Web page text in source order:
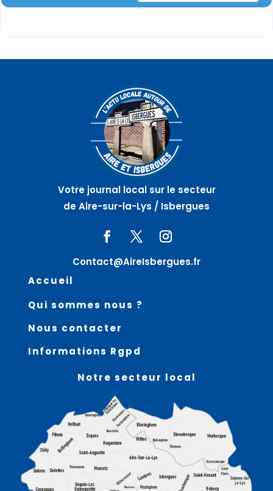
Votre journal local sur le secteur
de Aire-sur-la-Lys / Isbergues
Contact@AireIsbergues.fr
Accueil
Qui sommes nous ?
Nous contacter
Informations Rgpd
Notre secteur local